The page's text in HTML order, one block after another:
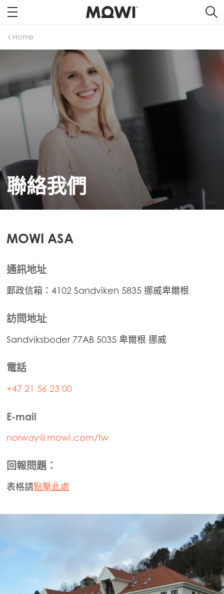
Home
聯絡我們
MOWI ASA
通訊地址
郵政信箱：4102 Sandviken 5835 挪威卑爾根
訪問地址
Sandviksboder 77AB 5035 卑爾根 挪威
電話
+47 21 56 23 00
E-mail
norway@mowi.com/tw
回報問題：
表格請點擊此處